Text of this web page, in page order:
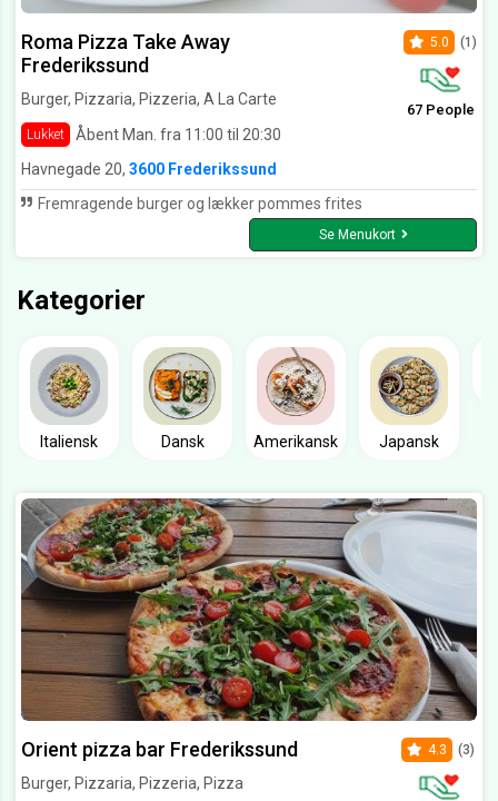
Roma Pizza Take Away
Frederikssund
Burger, Pizzaria, Pizzeria, A La Carte
Lukket Åbent Man. fra 11:00 til 20:30
5.0 (1)
67 People
Havnegade 20, 3600 Frederikssund
Fremragende burger og lækker pommes frites
Se Menukort
Kategorier
Italiensk Dansk Amerikansk Japansk
Orient pizza bar Frederikssund
Burger, Pizzaria, Pizzeria, Pizza
4.3 (3)